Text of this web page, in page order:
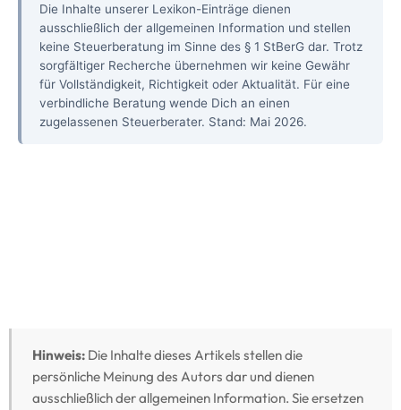
Die Inhalte unserer Lexikon-Einträge dienen
ausschließlich der allgemeinen Information und stellen
keine Steuerberatung im Sinne des § 1 StBerG dar. Trotz
sorgfältiger Recherche übernehmen wir keine Gewähr
für Vollständigkeit, Richtigkeit oder Aktualität. Für eine
verbindliche Beratung wende Dich an einen
zugelassenen Steuerberater. Stand: Mai 2026.
Hinweis:Die Inhalte dieses Artikels stellen die
persönliche Meinung des Autors dar und dienen
ausschließlich der allgemeinen Information. Sie ersetzen